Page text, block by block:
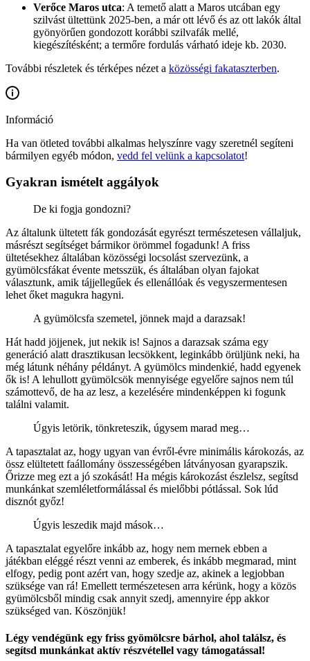
Verőce Maros utca: A temető alatt a Maros utcában egy
szilvást ültettünk 2025-ben, a már ott lévő és az ott lakók által
gyönyörűen gondozott korábbi szilvafák mellé,
kiegészítésként; a termőre fordulás várható ideje kb. 2030.
További részletek és térképes nézet a közösségi fakataszterben.
Információ
Ha van ötleted további alkalmas helyszínre vagy szeretnél segíteni
bármilyen egyéb módon, vedd fel velünk a kapcsolatot!
Gyakran ismételt aggályok
De ki fogja gondozni?
Az általunk ültetett fák gondozását egyrészt természetesen vállaljuk,
másrészt segítséget bármikor örömmel fogadunk! A friss
ültetésekhez általában közösségi locsolást szervezünk, a
gyümölcsfákat évente metsszük, és általában olyan fajokat
választunk, amik tájjellegűek és ellenállóak és vegyszermentesen
lehet őket magukra hagyni.
A gyümölcsfa szemetel, jönnek majd a darazsak!
Hát hadd jöjjenek, jut nekik is! Sajnos a darazsak száma egy
generáció alatt drasztikusan lecsökkent, leginkább örüljünk neki, ha
még látunk néhány példányt. A gyümölcs mindenkié, hadd egyenek
ők is! A lehullott gyümölcsök mennyisége egyelőre sajnos nem túl
számottevő, de ha az lesz, a kezelésére mindenképpen ki fogunk
találni valamit.
Úgyis letörik, tönkreteszik, úgysem marad meg…
A tapasztalat az, hogy ugyan van évről-évre minimális károkozás, az
össz elültetett faállomány összességében látványosan gyarapszik.
Őrizze meg ezt a jó szokását! Ha mégis károkozást észlelsz, segítsd
munkánkat szemléletformálással és mielőbbi pótlással. Sok lúd
disznót győz!
Úgyis leszedik majd mások…
A tapasztalat egyelőre inkább az, hogy nem mernek ebben a
játékban eléggé részt venni az emberek, és inkább megmarad, mint
elfogy, pedig pont azért van, hogy szedje az, akinek a legjobban
szüksége van rá! Emellett természetesen arra kérünk, hogy a közös
gyümölcsből mindig csak annyit szedj, amennyire épp akkor
szükséged van. Köszönjük!
Légy vendégünk egy friss gyömölcsre bárhol, ahol találsz, és
segítsd munkánkat aktív részvétellel vagy támogatással!